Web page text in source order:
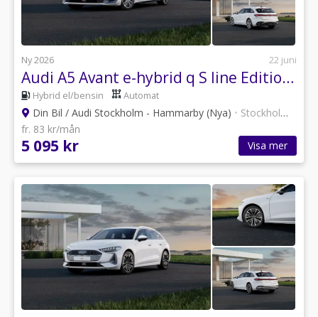
Ny 2026 22 juni
Audi A5 Avant e-hybrid q S line Edition 220kW *privatleasing*
Hybrid el/bensin Automat
Din Bil / Audi Stockholm - Hammarby (Nya) • Stockholm
fr. 83 kr/mån
5 095 kr Visa mer